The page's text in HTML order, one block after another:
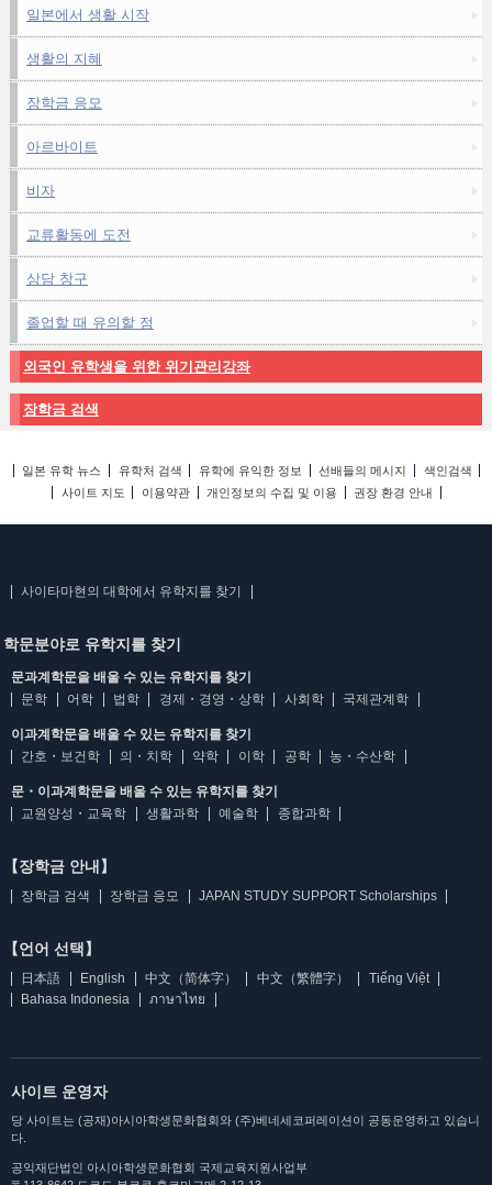
일본에서 생활 시작
생활의 지혜
장학금 응모
아르바이트
비자
교류활동에 도전
상담 창구
졸업할 때 유의할 점
외국인 유학생을 위한 위기관리강좌
장학금 검색
일본 유학 뉴스 유학처 검색 유학에 유익한 정보 선배들의 메시지
색인검색
사이트 지도
이용약관 개인정보의 수집 및 이용 권장 환경 안내
사이타마현의 대학에서 유학지를 찾기
학문분야로 유학지를 찾기
문과계학문을 배울 수 있는 유학지를 찾기
문학
어학 법학 경제・경영・상학 사회학 국제관계학
이과계학문을 배울 수 있는 유학지를 찾기
간호・보건학
의・치학 약학 이학 공학 농・수산학
문・이과계학문을 배울 수 있는 유학지를 찾기
교원양성・교육학
생활과학 예술학 종합과학
【장학금 안내】
장학금 검색 장학금 응모 JAPAN STUDY SUPPORT Scholarships
【언어 선택】
日本語 English 中文（简体字） 中文（繁體字）
Tiếng Việt
Bahasa Indonesia
ภาษาไทย
사이트 운영자
당 사이트는 (공재)아시아학생문화협회와 (주)베네세코퍼레이션이 공동운영하고 있습니
다.
공익재단법인 아시아학생문화협회 국제교육지원사업부